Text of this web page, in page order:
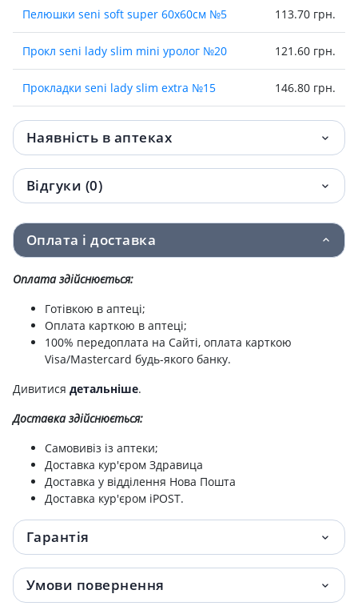
Пелюшки seni soft super 60х60см №5 113.70 грн.
Прокл seni lady slim mini уролог №20 121.60 грн.
Прокладки seni lady slim extra №15 146.80 грн.
Пелюшки seni soft basic 60х60см №10 151.60 грн.
№20
Пелюшки seni soft super 90х60см №5
Прокладки seni man normal level 2 №15
Прокл seni lady extra plus уролог №15
Прокладки seni man normal №15
Прокладки урологiчнi seni lady extra №15
Прокладки seni man extra №15
Пелюшки seni soft basic 90х60см №10
ПРОКЛАДКИ SENI CONTROL PLUS УРОЛОГ
Прокладки Seni man extra level 3 уролог
209 грн.
Наявність в аптеках
Відгуки (0)
Оплата і доставка
Оплата здійснюється:
Готівкою в аптеці;
Оплата карткою в аптеці;
100% передоплата на Сайті, оплата карткою
Visa/Mastercard будь-якого банку.
Дивитися детальніше.
Доставка здійснюється:
Самовивіз із аптеки;
Доставка кур'єром Здравица
Доставка у відділення Нова Пошта
Доставка кур'єром iPOST.
Гарантія
Умови повернення